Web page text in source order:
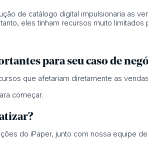
de catálogo digital impulsionaria as
eles tinham recursos muito limitados
para seu caso de
que afetariam diretamente as
começar.
do iPaper, junto com nossa equipe